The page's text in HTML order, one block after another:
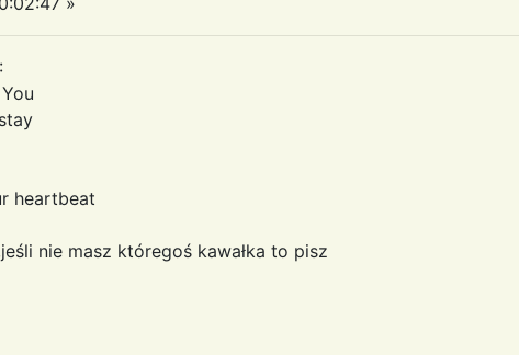
heartbeat
nie masz któregoś kawałka to pisz